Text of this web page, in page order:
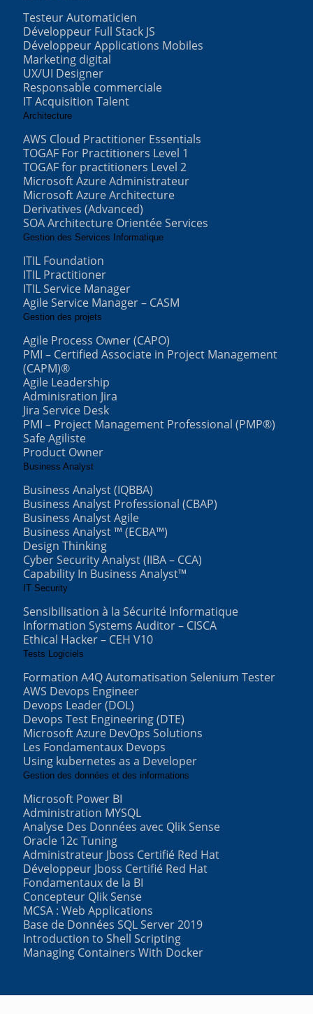
Testeur Automaticien
Développeur Full Stack JS
Développeur Applications Mobiles
Marketing digital
UX/UI Designer
Responsable commerciale
IT Acquisition Talent
Architecture
AWS Cloud Practitioner Essentials
TOGAF For Practitioners Level 1
TOGAF for practitioners Level 2
Microsoft Azure Administrateur
Microsoft Azure Architecture
Derivatives (Advanced)
SOA Architecture Orientée Services
Gestion des Services Informatique
ITIL Foundation
ITIL Practitioner
ITIL Service Manager
Agile Service Manager – CASM
Gestion des projets
Agile Process Owner (CAPO)
PMI – Certified Associate in Project Management
(CAPM)®
Agile Leadership
Adminisration Jira
Jira Service Desk
PMI – Project Management Professional (PMP®)
Safe Agiliste
Product Owner
Business Analyst
Business Analyst (IQBBA)
Business Analyst Professional (CBAP)
Business Analyst Agile
Business Analyst ™ (ECBA™)
Design Thinking
Cyber Security Analyst (IIBA – CCA)
Capability In Business Analyst™
IT Security
Sensibilisation à la Sécurité Informatique
Information Systems Auditor – CISCA
Ethical Hacker – CEH V10
Tests Logiciels
Formation A4Q Automatisation Selenium Tester
AWS Devops Engineer
Devops Leader (DOL)
Devops Test Engineering (DTE)
Microsoft Azure DevOps Solutions
Les Fondamentaux Devops
Using kubernetes as a Developer
Gestion des données et des informations
Microsoft Power BI
Administration MYSQL
Analyse Des Données avec Qlik Sense
Oracle 12c Tuning
Administrateur Jboss Certifié Red Hat
Développeur Jboss Certifié Red Hat
Fondamentaux de la BI
Concepteur Qlik Sense
MCSA : Web Applications
Base de Données SQL Server 2019
Introduction to Shell Scripting
Managing Containers With Docker